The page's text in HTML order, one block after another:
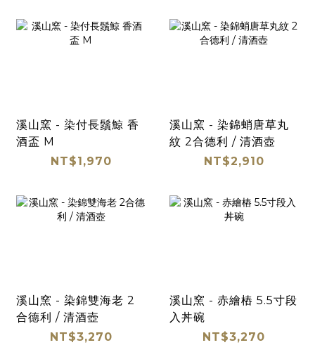
溪山窯 - 染付長鬚鯨 香
酒盃 M
NT$1,970
溪山窯 - 染錦蛸唐草丸
紋 2合德利 / 清酒壺
NT$2,910
溪山窯 - 染錦雙海老 2
合德利 / 清酒壺
NT$3,270
溪山窯 - 赤繪樁 5.5寸段
入丼碗
NT$3,270